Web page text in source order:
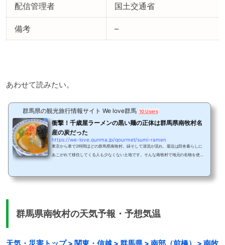
配信管理者 国土交通省
備考 –
あわせて読みたい。
群馬県の観光旅行情報サイト We love群馬 10 Users
衝撃！千歳屋ラーメンの黒い麺の正体は群馬県南牧村名
産の炭だった
https://we-love.gunma.jp/gourmet/sumi-ramen
東京から車で2時間ほどの群馬県南牧村。緑そして清流が流れ、最近は田舎暮らしに
あこがれて移住してくる人も少なくない土地です。そんな南牧村で地元の名物を使っ
南牧村。緑豊で山と清流がとても美しい山村です。四季折々の花が咲き、お盆時期に
群馬県南牧村の天気予報・予想気温